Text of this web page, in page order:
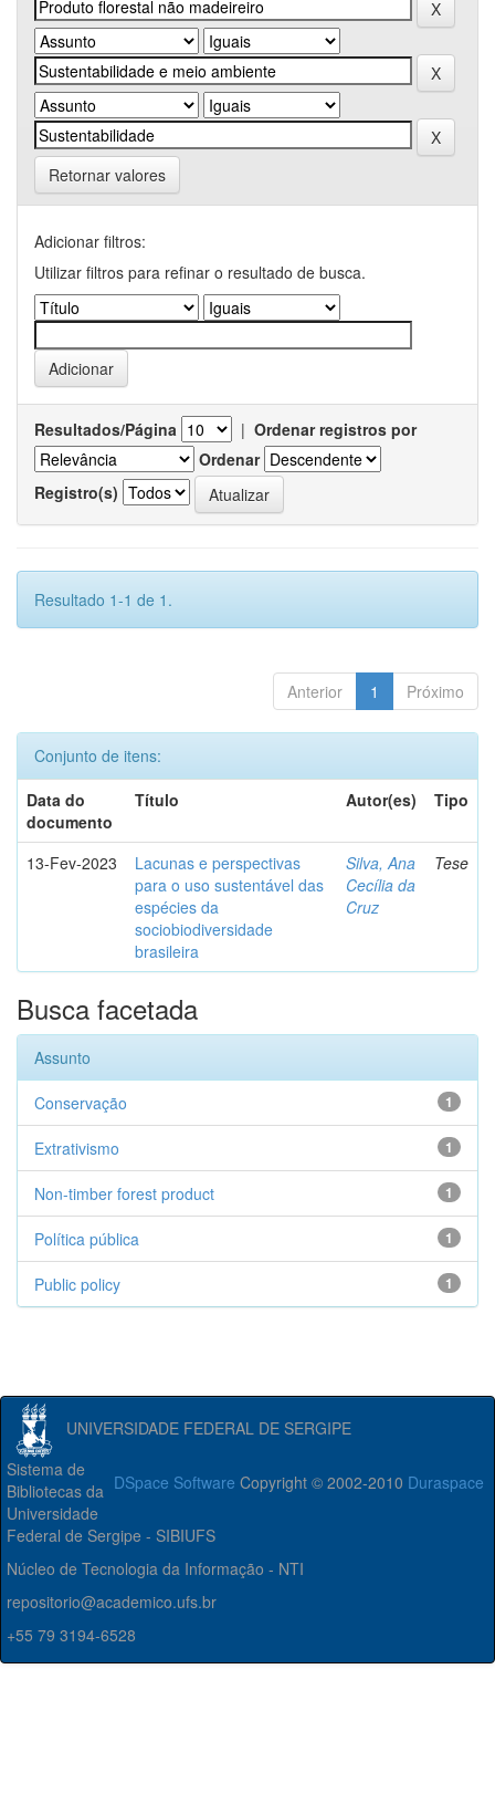
Retornar valores
Adicionar filtros:
Utilizar filtros para refinar o resultado de busca.
Resultados/Página | Ordenar registros por
Ordenar
Registro(s)
Resultado 1-1 de 1.
Anterior 1 Próximo
Conjunto de itens:
Data do
documento
Título Autor(es) Tipo
13-Fev-2023
Lacunas e perspectivas
para o uso sustentável das
espécies da
sociobiodiversidade
brasileira
Silva, Ana
Cecília da
Cruz
Tese
Busca facetada
Assunto
1
Conservação
1
Extrativismo
1
Non-timber forest product
1
Política pública
1
Public policy
UNIVERSIDADE FEDERAL DE SERGIPE
DSpace Software Copyright © 2002-2010 Duraspace
Sistema de
Bibliotecas da
Universidade
Federal de Sergipe - SIBIUFS
Núcleo de Tecnologia da Informação - NTI
repositorio@academico.ufs.br
+55 79 3194-6528